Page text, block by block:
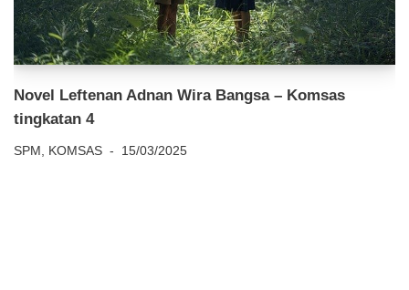
Novel Leftenan Adnan Wira Bangsa – Komsas
tingkatan 4
SPM , KOMSAS 15/03/2025